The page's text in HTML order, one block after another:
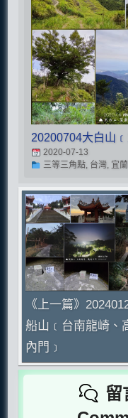
20200704大白山﹝
2020-07-13
三等三角點, 台灣, 宜蘭
《上一篇》
船山﹝台南龍崎、
內門﹞
留